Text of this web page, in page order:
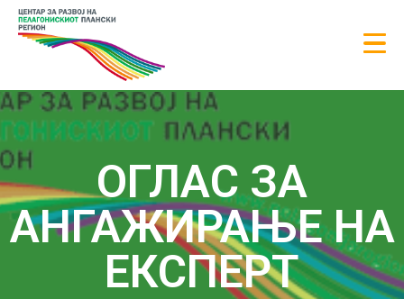
ОГЛАС ЗА
АНГАЖИРАЊЕ НА
ЕКСПЕРТ